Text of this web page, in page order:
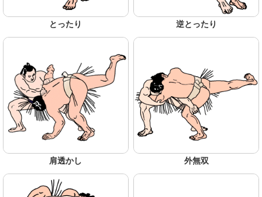
とったり 逆とったり
肩透かし 外無双